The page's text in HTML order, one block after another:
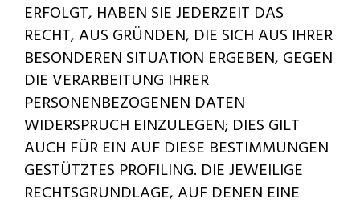
ERFOLGT, HABEN SIE JEDERZEIT DAS
RECHT, AUS GRÜNDEN, DIE SICH AUS IHRER
BESONDEREN SITUATION ERGEBEN, GEGEN
DIE VERARBEITUNG IHRER
PERSONENBEZOGENEN DATEN
WIDERSPRUCH EINZULEGEN; DIES GILT
AUCH FÜR EIN AUF DIESE BESTIMMUNGEN
GESTÜTZTES PROFILING. DIE JEWEILIGE
RECHTSGRUNDLAGE, AUF DENEN EINE